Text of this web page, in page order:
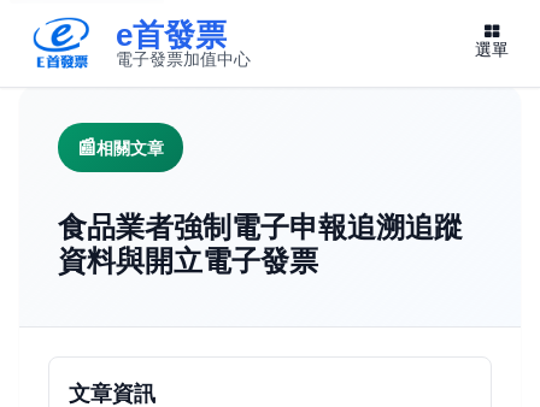
e首發票
電子發票加值中心 選單
相關文章
食品業者強制電子申報追溯追蹤
資料與開立電子發票
文章資訊